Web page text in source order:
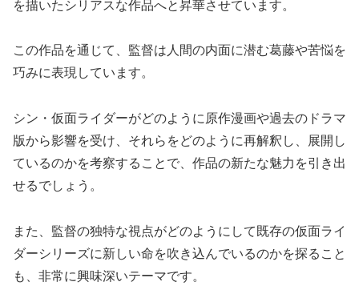
を描いたシリアスな作品へと昇華させています。
この作品を通じて、監督は人間の内面に潜む葛藤や苦悩を
巧みに表現しています。
シン・仮面ライダーがどのように原作漫画や過去のドラマ
版から影響を受け、それらをどのように再解釈し、展開し
ているのかを考察することで、作品の新たな魅力を引き出
せるでしょう。
また、監督の独特な視点がどのようにして既存の仮面ライ
ダーシリーズに新しい命を吹き込んでいるのかを探ること
も、非常に興味深いテーマです。